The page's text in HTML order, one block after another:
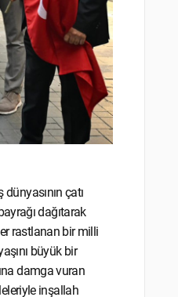
çatı
dağıtarak
rastlanan bir milli
büyük bir
damga vuran
inşallah